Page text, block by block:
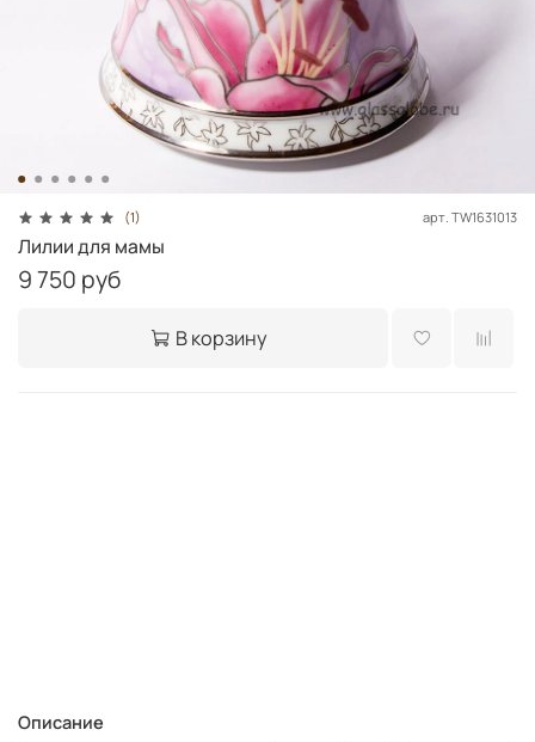
(1) арт. TW1631013
Лилии для мамы
9 750 руб
В корзину
Описание